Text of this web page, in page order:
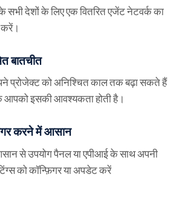
सभी देशों के लिए एक वितरित एजेंट नेटवर्क का
करें।
बातचीत
प्रोजेक्ट को अनिश्चित काल तक बढ़ा सकते हैं
इसकी आवश्यकता होती है।
करने में आसान
से उपयोग पैनल या एपीआई के साथ अपनी
को कॉन्फ़िगर या अपडेट करें